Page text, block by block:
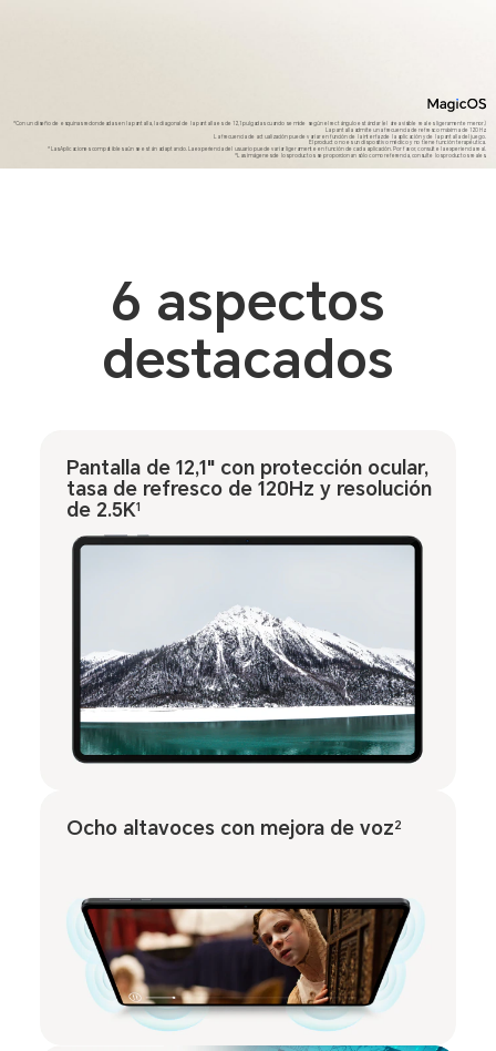
*Con un diseño de esquinas redondeadas en la pantalla, la diagonal de la pantalla es de 12,1 pulgadas cuando se mide según el rectángulo estándar (el área visible real es ligeramente menor.)
La pantalla admite una frecuencia de refresco máxima de 120 Hz.
La frecuencia de actualización puede variar en función de la interfaz de la aplicación y de la pantalla del juego.
El producto no es un dispositivo médico y no tiene función terapéutica.
*Las Aplicaciones compatibles aún se están adaptando. La experiencia del usuario puede variar ligeramente en función de cada aplicación. Por favor, consulte la experiencia real.
*Las imágenes de los productos se proporcionan sólo como referencia, consulte los productos reales.
6 aspectos
destacados
Pantalla de 12,1" con protección ocular,
tasa de refresco de 120Hz y resolución
de 2.5K1
Ocho altavoces con mejora de voz2